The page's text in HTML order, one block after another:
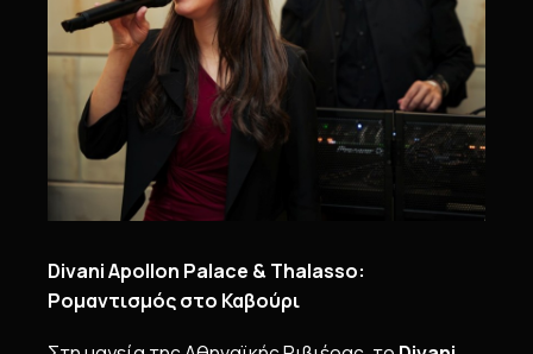
Divani Apollon Palace & Thalasso:
Ρομαντισμός στο Καβούρι